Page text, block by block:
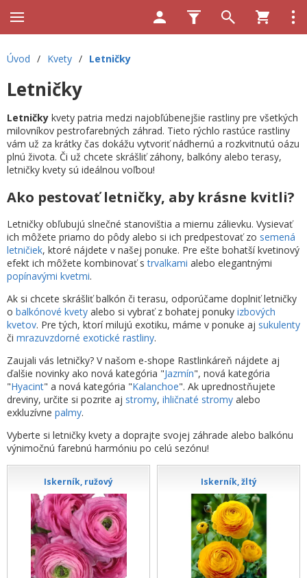
Úvod / Kvety / Letničky
Letničky
Letničky kvety patria medzi najobľúbenejšie rastliny pre všetkých
milovníkov pestrofarebných záhrad. Tieto rýchlo rastúce rastliny
vám už za krátky čas dokážu vytvoriť nádhernú a rozkvitnutú oázu
plnú života. Či už chcete skrášliť záhony, balkóny alebo terasy,
letničky kvety sú ideálnou voľbou!
Ako pestovať letničky, aby krásne kvitli?
Letničky obľubujú slnečné stanovištia a miernu zálievku. Vysievať
ich môžete priamo do pôdy alebo si ich predpestovať zo semená
letničiek, ktoré nájdete v našej ponuke. Pre ešte bohatší kvetinový
efekt ich môžete kombinovať strvalkami alebo elegantnými
popínavými kvetmi.
Ak si chcete skrášliť balkón či terasu, odporúčame doplniť letničky
o balkónové kvety alebo si vybrať z bohatej ponuky izbových
kvetov. Pre tých, ktorí milujú exotiku, máme v ponuke aj sukulenty
či mrazuvzdorné exotické rastliny.
Zaujali vás letničky? V našom e-shope Rastlinkáreň nájdete aj
ďalšie novinky ako nová kategória "Jazmín", nová kategória
"Hyacint" a nová kategória "Kalanchoe". Ak uprednostňujete
dreviny, určite si pozrite aj stromy, ihličnaté stromy alebo
exkluzívne palmy.
Vyberte si letničky kvety a doprajte svojej záhrade alebo balkónu
výnimočnú farebnú harmóniu po celú sezónu!
Iskerník, ružový Iskerník, žltý